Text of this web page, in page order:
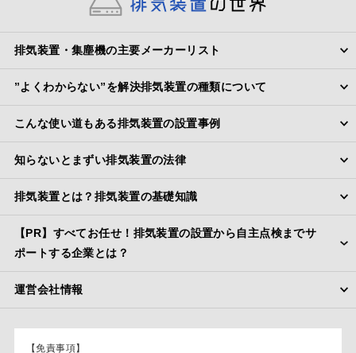
排気装置・集塵機の主要メーカーリスト
”よくわからない”を解決排気装置の種類について
こんな使い道もある排気装置の設置事例
知らないとまずい排気装置の法律
排気装置とは？排気装置の基礎知識
【PR】すべてお任せ！排気装置の設置から自主点検までサ
ポートする企業とは？
運営会社情報
【免責事項】